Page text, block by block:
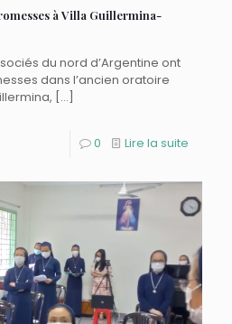
à Villa Guillermina-
du nord d’Argentine ont
dans l’ancien oratoire
[…]
0 Lire la suite